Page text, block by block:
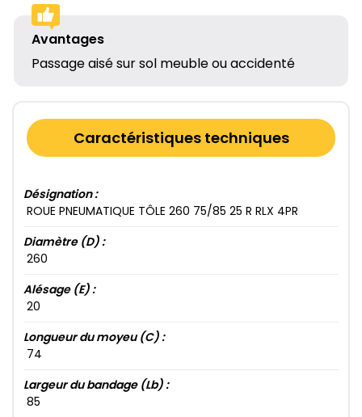
Avantages
Passage aisé sur sol meuble ou accidenté
Caractéristiques techniques
Désignation :
ROUE PNEUMATIQUE TÔLE 260​ 75​/85​ 25​ R RLX 4​PR
Diamètre (D) :
260​
Alésage (E) :
20​
Longueur du moyeu (C) :
74​
Largeur du bandage (Lb) :
85​